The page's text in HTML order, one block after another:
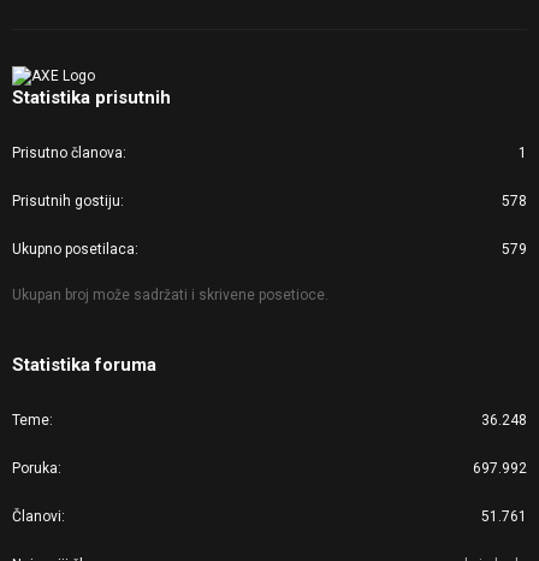
Statistika prisutnih
Prisutno članova 1
Prisutnih gostiju 578
Ukupno posetilaca 579
Ukupan broj može sadržati i skrivene posetioce.
Statistika foruma
Teme 36.248
Poruka 697.992
Članovi 51.761